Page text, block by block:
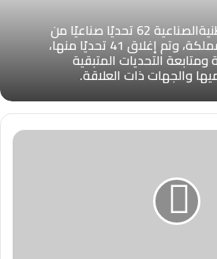
رصدت #اللجنةالوطنيةالصناعية 62 تحديًا صناعيًا من
مختلف مناطق المملكة، وتم إغلاق 41 تحديًا منها،
التحديات المتبقية
والجهات ذات العلاقة.